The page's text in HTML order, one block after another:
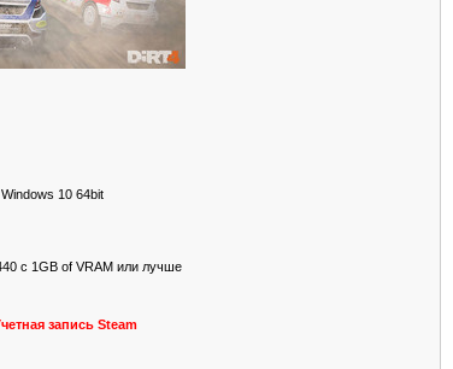
10 64bit
c 1GB of VRAM или лучше
запись Steam